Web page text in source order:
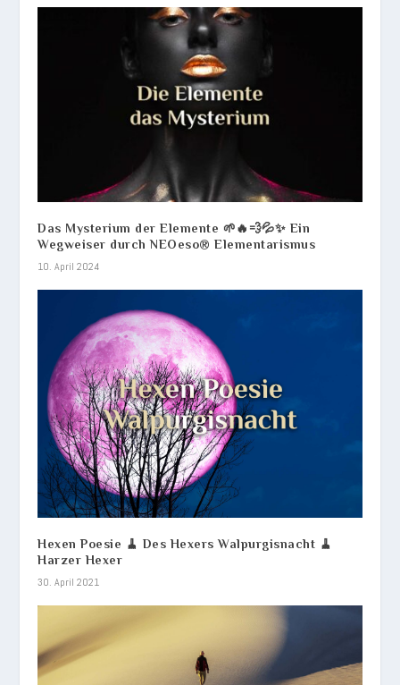
Das Mysterium der Elemente 🌱🔥💨💦✨ Ein
Wegweiser durch NEOeso® Elementarismus
10. April 2024
Hexen Poesie 🧹 Des Hexers Walpurgisnacht 🧹
Harzer Hexer
30. April 2021